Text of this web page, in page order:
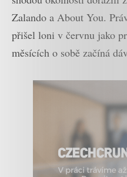
Zalando a About You.
přišel loni v červnu jako
měsících o sobě začíná